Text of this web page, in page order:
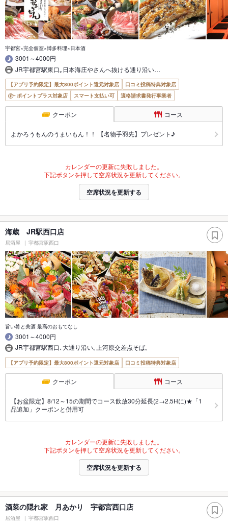
宇都宮×完全個室×博多料理×日本酒
3001～4000円
JR宇都宮駅東口｡日本海庄やさんへ抜ける通り沿い…
【アプリ予約限定】最大800ポイント還元対象店
口コミ投稿特典対象店
ポイントプラス対象店
スマート支払い可 適格請求書発行事業者
クーポン コース
よかろうもんのうまいもん！！ 【名物手羽先】プレゼント♪
カレンダーの更新に失敗しました。
下記ボタンを押して空席状況を更新してください。
空席状況を更新する
海蔵 JR駅西口店
居酒屋 宇都宮駅西口
旨い肴と美酒 最高のおもてなし
3001～4000円
JR宇都宮駅西口､大通り沿い｡上河原交差点そば｡
【アプリ予約限定】最大800ポイント還元対象店 口コミ投稿特典対象店
クーポン コース
【お盆限定】8/12～15の期間でコース飲放30分延長(2→2.5Hに)★「1
品追加」クーポンと併用可
カレンダーの更新に失敗しました。
下記ボタンを押して空席状況を更新してください。
空席状況を更新する
酒菜の隠れ家 月あかり 宇都宮西口店
居酒屋 宇都宮駅西口